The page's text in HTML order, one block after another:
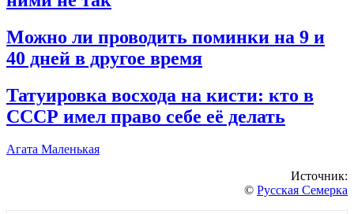
Можно ли проводить поминки на 9 и
40 дней в другое время
Татуировка восхода на кисти: кто в
СССР имел право себе её делать
Агата Маленькая
Источник:
© Русская Семерка